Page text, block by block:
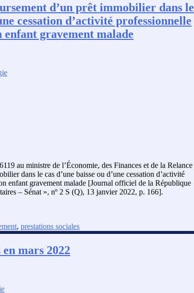
d’un prêt immobilier dans le
cessation d’activité professionnelle
enfant gravement malade
au ministre de l’Économie, des Finances et de la Relance
dans le cas d’une baisse ou d’une cessation d’activité
enfant gravement malade [Journal officiel de la République
– Sénat », nº 2 S (Q), 13 janvier 2022, p. 166].
, prestations sociales
mars 2022